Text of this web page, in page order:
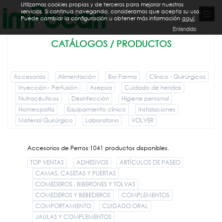
CATÁLOGOS / PRODUCTOS
Accesorios Alimentación Bio-Farma
Clínico - Quirúrgicos
Inyección - Perfusión
Asepsia
Cuidado de heridas
Nutracéuticos
Desinfección
Higiene personal
Homeopatía
Equipamiento clínico
Instalaciones
Material Quirúrgico
Laboratorio VOLVER
Accesorios de Perros:1041 productos disponibles.
TOP VENTAS
ADHESIVOS
ARTÍCULOS DE PASEO
CAMAS, CASETAS Y PUERTAS
COMEDEROS , BIBERONES Y TOLVAS
COMEDEROS Y BEBEDEROS
COMPLEMENTOS
COMPORTAMIENTO
CUIDADO ORAL
JAULAS Y COMPLEMENTOS
Utilizamos cookies propias y de terceros para mejorar nuestros
servicios. Si continua navegando, consideramos que acepta su uso.
Puede cambiar la configuración u obtener más informaciónaquí.
Entendido